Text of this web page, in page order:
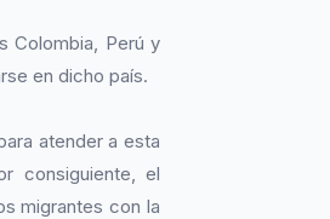
Colombia, Perú y
en dicho país.
atender a esta
consiguiente, el
migrantes con la